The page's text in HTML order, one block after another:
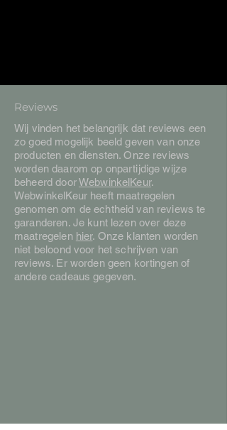
Reviews
Wij vinden het belangrijk dat reviews een
zo goed mogelijk beeld geven van onze
producten en diensten. Onze reviews
worden daarom op onpartijdige wijze
beheerd doorWebwinkelKeur.
WebwinkelKeur heeft maatregelen
genomen om de echtheid van reviews te
garanderen. Je kunt lezen over deze
maatregelen hier. Onze klanten worden
niet beloond voor het schrijven van
reviews. Er worden geen kortingen of
andere cadeaus gegeven.